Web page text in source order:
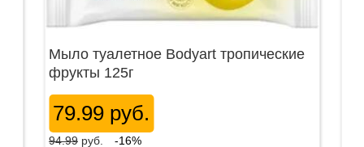
Мыло туалетное Bodyart тропические
фрукты 125г
79.99 руб.
94.99 руб. -16%